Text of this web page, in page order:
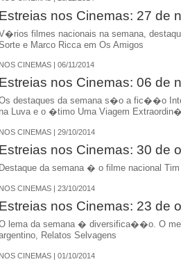
Estreias nos Cinemas: 27 de
filmes nacionais na semana,
e Marco Ricca em Os Amigos
NOS CINEMAS | 06/11/2014
Estreias nos Cinemas: 06 de
destaques da semana s�o a fic��o
na Luva e o �timo Uma Viagem
NOS CINEMAS | 29/10/2014
Estreias nos Cinemas: 30 de
Destaque da semana � o filme nacional
NOS CINEMAS | 23/10/2014
Estreias nos Cinemas: 23 de
lema da semana � diversifica��o. O
Relatos Selvagens
NOS CINEMAS | 01/10/2014